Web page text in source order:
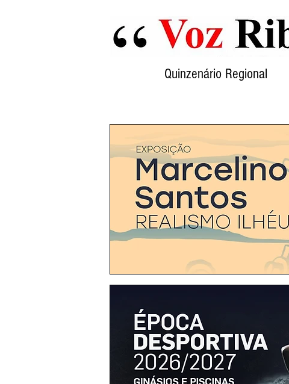
Quinzenário Regional